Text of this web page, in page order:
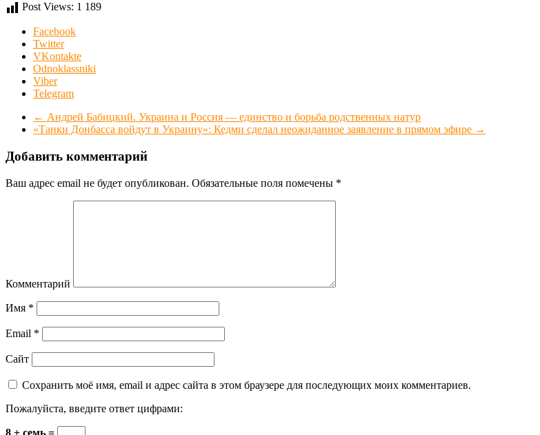
Post Views: 1 189
Facebook
Twitter
VKontakte
Odnoklassniki
Viber
Telegram
← Андрей Бабицкий. Украина и Россия — единство и борьба родственных натур
«Танки Донбасса войдут в Украину»: Кедми сделал неожиданное заявление в прямом эфире →
Добавить комментарий
Ваш адрес email не будет опубликован. Обязательные поля помечены *
Комментарий
Имя *
Email *
Сайт
Сохранить моё имя, email и адрес сайта в этом браузере для последующих моих комментариев.
Пожалуйста, введите ответ цифрами:
8 + семь =